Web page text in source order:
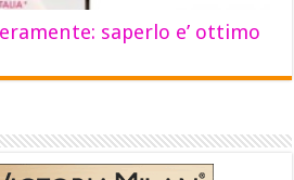
saperlo e’ ottimo